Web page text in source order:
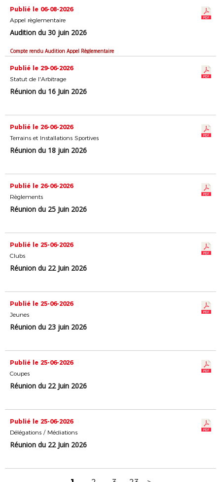
Publié le 06-08-2026
Appel règlementaire
Audition du 30 juin 2026
Compte rendu Audition Appel Règlementaire
Publié le 29-06-2026
Statut de l'Arbitrage
Réunion du 16 Juin 2026
Publié le 26-06-2026
Terrains et Installations Sportives
Réunion du 18 juin 2026
Publié le 26-06-2026
Règlements
Réunion du 25 Juin 2026
Publié le 25-06-2026
Clubs
Réunion du 22 Juin 2026
Publié le 25-06-2026
Jeunes
Réunion du 23 juin 2026
Publié le 25-06-2026
Coupes
Réunion du 22 Juin 2026
Publié le 25-06-2026
Délégations / Médiations
Réunion du 22 Juin 2026